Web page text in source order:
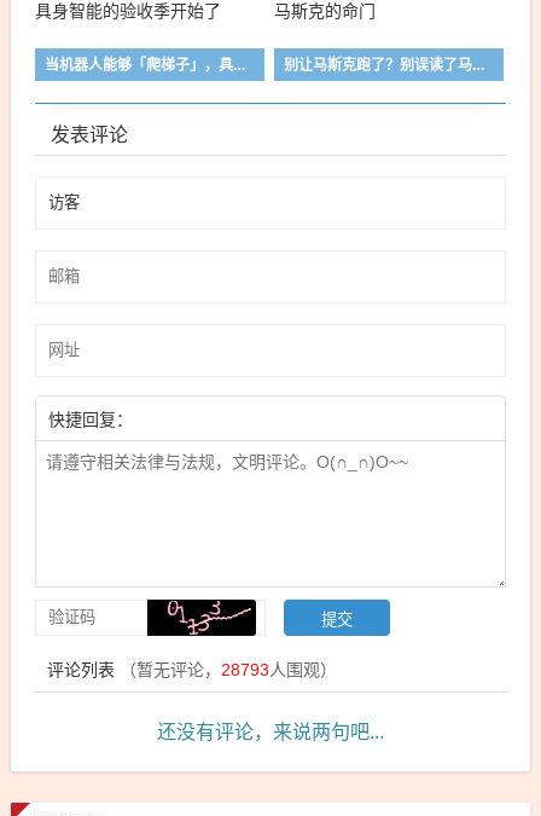
当机器人能够「爬梯子」，具身智能的验收季开始了 别让马斯克跑了？别误读了马斯克的命门
发表评论
快捷回复：
评论列表 （暂无评论， 28793人围观）
还没有评论，来说两句吧...